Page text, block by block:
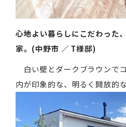
心地よい暮らしにこだわった
家。(中野市 ／ T様邸)
白い壁とダークブラウンで
内が印象的な、明るく開放的